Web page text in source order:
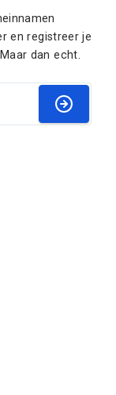
en registreer je
dan echt.